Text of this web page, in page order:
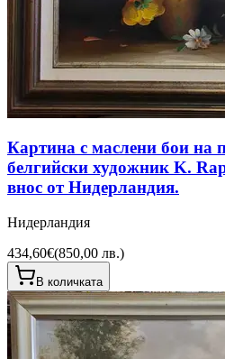
Картина с маслени бои на
белгийски художник K.
внос от Нидерландия.
Нидерландия
434,60€(850,00 лв.)
В количката